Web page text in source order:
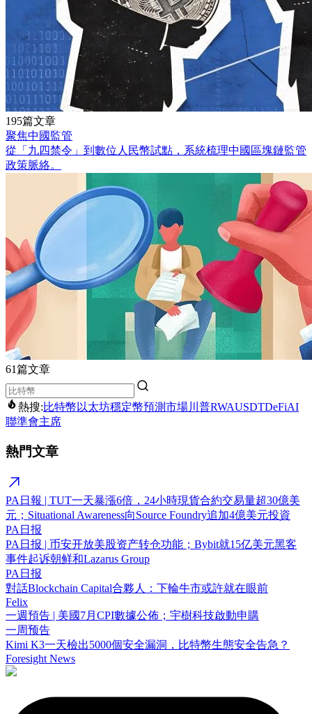
195篇文章
聚焦中國監管
從「九四禁令」到數位人民幣試點，系統梳理中國區塊鏈監管
政策脈絡。
61篇文章
熱搜:比特幣 以太坊穩定幣預測市場川普RWAUSDTDeFiAI
聯準會主席
熱門文章
PA日報 | TUT一天暴漲6倍，24小時現貨合約交易量超30億美
元；Situational Awareness向Source Foundry追加4億美元投資
PA日报
PA日报 | 币安开放美股资产转仓功能；Bybit就15亿美元黑客
事件起诉朝鲜和Lazarus Group
PA日报
對話Blockchain Capital合夥人：下輪牛市或許就在眼前
Felix
一週預告 | 美國7月CPI數據公佈；宇樹科技啟動申購
一周预告
Kimi K3一天檢出5000個安全漏洞，比特幣生態安全告急？
Foresight News